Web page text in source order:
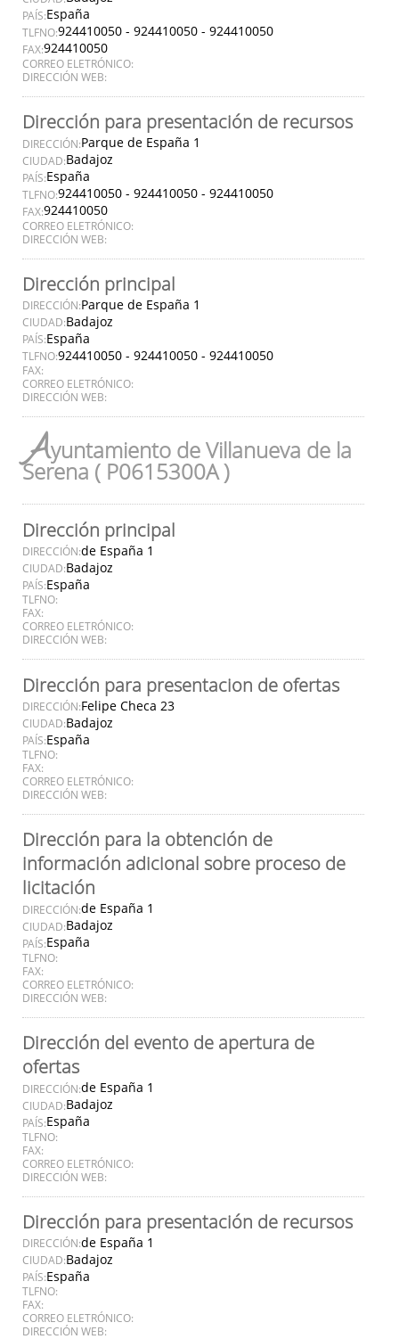
PAÍS:España
TLFNO:924410050 - 924410050 - 924410050
FAX:924410050
CORREO ELETRÓNICO:
DIRECCIÓN WEB:
Dirección para presentación de recursos
DIRECCIÓN:Parque de España 1
CIUDAD:Badajoz
PAÍS:España
TLFNO:924410050 - 924410050 - 924410050
FAX:924410050
CORREO ELETRÓNICO:
DIRECCIÓN WEB:
Dirección principal
DIRECCIÓN:Parque de España 1
CIUDAD:Badajoz
PAÍS:España
TLFNO:924410050 - 924410050 - 924410050
FAX:
CORREO ELETRÓNICO:
DIRECCIÓN WEB:
Ayuntamiento de Villanueva de la
Serena ( P0615300A )
Dirección principal
DIRECCIÓN:de España 1
CIUDAD:Badajoz
PAÍS:España
TLFNO:
FAX:
CORREO ELETRÓNICO:
DIRECCIÓN WEB:
Dirección para presentacion de ofertas
DIRECCIÓN:Felipe Checa 23
CIUDAD:Badajoz
PAÍS:España
TLFNO:
FAX:
CORREO ELETRÓNICO:
DIRECCIÓN WEB:
Dirección para la obtención de
información adicional sobre proceso de
licitación
DIRECCIÓN:de España 1
CIUDAD:Badajoz
PAÍS:España
TLFNO:
FAX:
CORREO ELETRÓNICO:
DIRECCIÓN WEB:
Dirección del evento de apertura de
ofertas
DIRECCIÓN:de España 1
CIUDAD:Badajoz
PAÍS:España
TLFNO:
FAX:
CORREO ELETRÓNICO:
DIRECCIÓN WEB:
Dirección para presentación de recursos
DIRECCIÓN:de España 1
CIUDAD:Badajoz
PAÍS:España
TLFNO:
FAX:
CORREO ELETRÓNICO:
DIRECCIÓN WEB: